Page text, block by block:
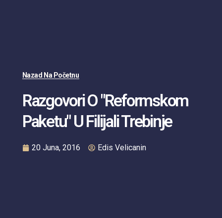
Nazad Na Početnu
Razgovori O "Reformskom
Paketu" U Filijali Trebinje
20 Juna, 2016 Edis Velicanin